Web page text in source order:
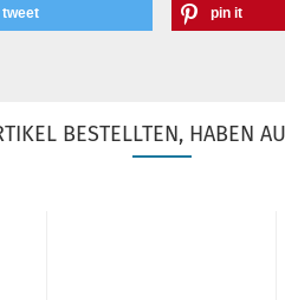
tweet pin it
BESTELLTEN, HABEN